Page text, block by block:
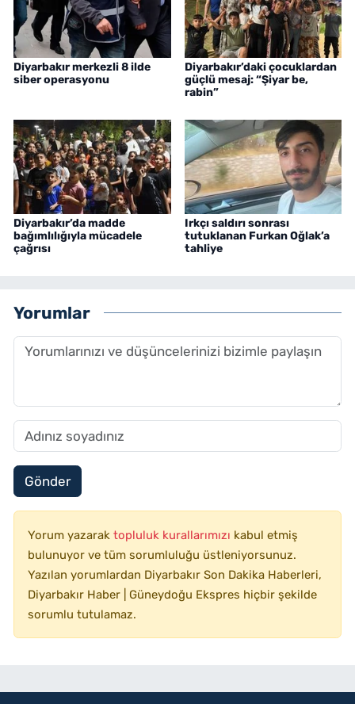
Diyarbakır merkezli 8 ilde
siber operasyonu
Diyarbakır’daki çocuklardan
güçlü mesaj: “Şiyar be,
rabin”
Diyarbakır’da madde
bağımlılığıyla mücadele
çağrısı
Irkçı saldırı sonrası
tutuklanan Furkan Oğlak’a
tahliye
Yorumlar
Gönder
Yorum yazarak topluluk kurallarımızı kabul etmiş
bulunuyor ve tüm sorumluluğu üstleniyorsunuz.
Yazılan yorumlardan Diyarbakır Son Dakika Haberleri,
Diyarbakır Haber | Güneydoğu Ekspres hiçbir şekilde
sorumlu tutulamaz.